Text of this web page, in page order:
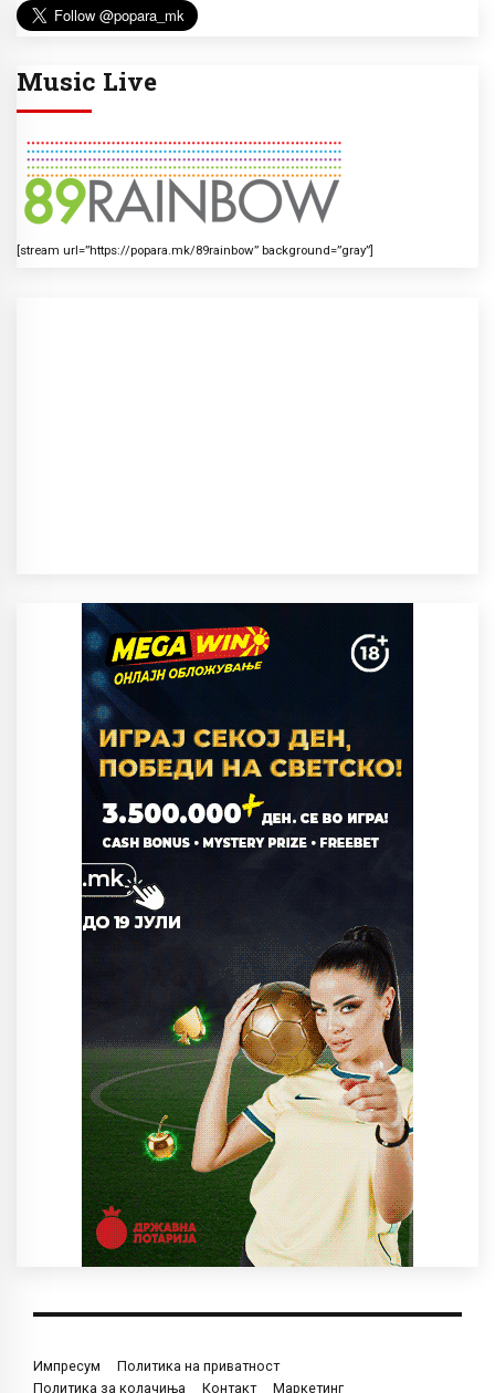
Music Live
[stream url=”https://popara.mk/89rainbow” background=”gray”]
Импресум
Политика на приватност
Политика за колачиња
Контакт Маркетинг